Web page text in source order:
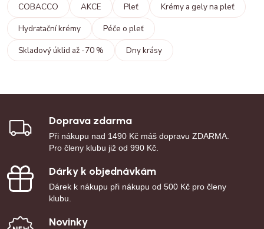
COBACCO AKCE Pleť
Krémy a gely na pleť
Hydratační krémy
Péče o pleť
Skladový úklid až -70 %
Dny krásy
Doprava zdarma
Při nákupu nad 1490 Kč máš dopravu ZDARMA.
Pro členy klubu již od 990 Kč.
Dárky k objednávkám
Dárek k nákupu při nákupu od 500 Kč pro členy
klubu.
Novinky